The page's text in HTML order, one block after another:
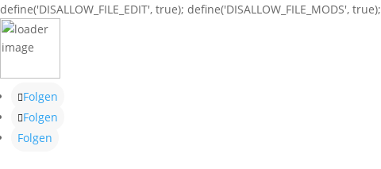
define('DISALLOW_FILE_EDIT', true); define('DISALLOW_FILE_MODS', true);
Folgen
Folgen
Folgen